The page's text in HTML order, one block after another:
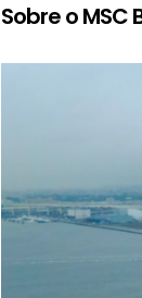
Sobre o MSC